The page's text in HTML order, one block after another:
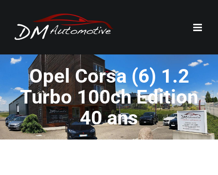
contenu
Opel Corsa (6) 1.2
Turbo 100ch Edition
40 ans